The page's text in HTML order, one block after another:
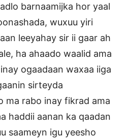
barnaamijka hor yaal
wuxuu yiri
leeyahay sir ii gaar ah
ha ahaado waalid ama
ogaadaan waxaa iiga
sirteyda
ma rabo inay fikrad ama
haddii aanan ka qaadan
saameyn igu yeesho